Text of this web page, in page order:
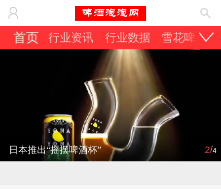
首页 行业资讯 行业数据 雪花啤酒
日本推出“摇摆啤酒杯” 2/4